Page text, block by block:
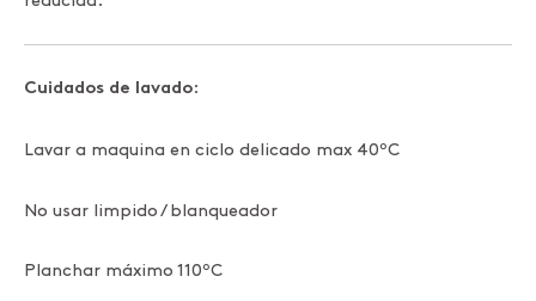
Cuidados de lavado:
Lavar a maquina en ciclo delicado max 40ºC
No usar limpido / blanqueador
Planchar máximo 110ºC